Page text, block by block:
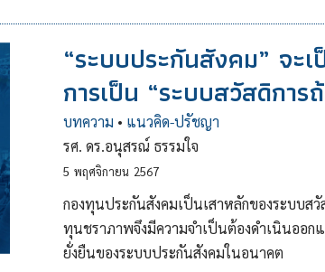
“ระบบประกันสังคม” จะ
การเป็น “ระบบสวัสดิกา
บทความ • แนวคิด-ปรัชญา
รศ. ดร.อนุสรณ์ ธรรมใจ
5 พฤศจิกายน 2567
กองทุนประกันสังคมเป็นเสาหลักของระบบสวั
ทุนชราภาพจึงมีความจำเป็นต้องดำเนินออ
ยั่งยืนของระบบประกันสังคมในอนาคต